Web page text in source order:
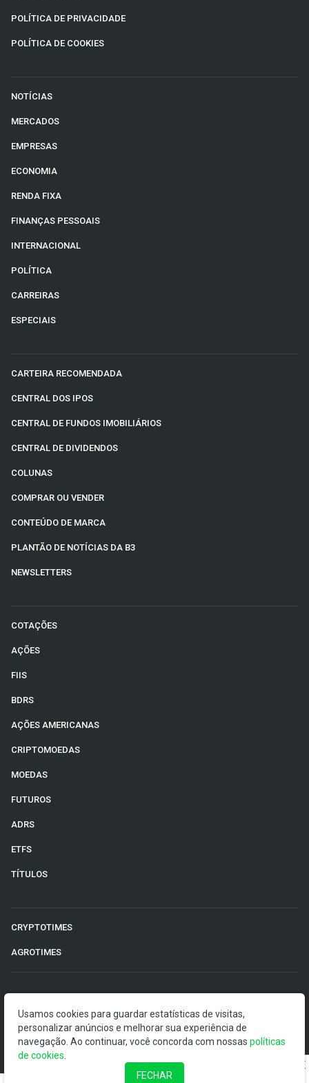
POLÍTICA DE PRIVACIDADE
POLÍTICA DE COOKIES
NOTÍCIAS
MERCADOS
EMPRESAS
ECONOMIA
RENDA FIXA
FINANÇAS PESSOAIS
INTERNACIONAL
POLÍTICA
CARREIRAS
ESPECIAIS
CARTEIRA RECOMENDADA
CENTRAL DOS IPOS
CENTRAL DE FUNDOS IMOBILIÁRIOS
CENTRAL DE DIVIDENDOS
COLUNAS
COMPRAR OU VENDER
CONTEÚDO DE MARCA
PLANTÃO DE NOTÍCIAS DA B3
NEWSLETTERS
COTAÇÕES
AÇÕES
FIIS
BDRS
AÇÕES AMERICANAS
CRIPTOMOEDAS
MOEDAS
FUTUROS
ADRS
ETFS
TÍTULOS
CRYPTOTIMES
AGROTIMES
O Money Times publica matérias de cunho jornalístico, que
visam a democratização da informação. Nossas
publicações devem ser compreendidas como boletins
anunciadores e divulgadores, e não como uma
Usamos cookies para guardar estatísticas de visitas,
personalizar anúncios e melhorar sua experiência de
navegação. Ao continuar, você concorda com nossas políticas
de cookies
FECHAR